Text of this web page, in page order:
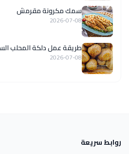
سمك مكرونة مقرمش
2026-07-08
طريقة عمل دلكة المحلب
2026-07-08
روابط سريعة